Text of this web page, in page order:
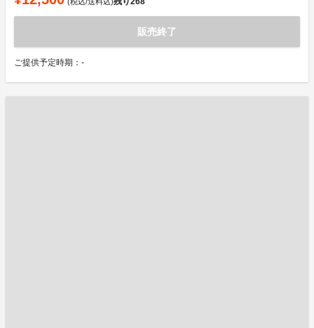
販売終了
ご提供予定時期：-